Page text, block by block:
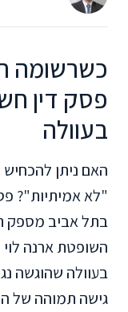
כשרשומה
פסק דין
בעוולה
האם ניתן
"לא אמיתיות"?
בתל אביב מספק
השופטת ארנה
בעוולה שהוגשה
גישה תמוהה של